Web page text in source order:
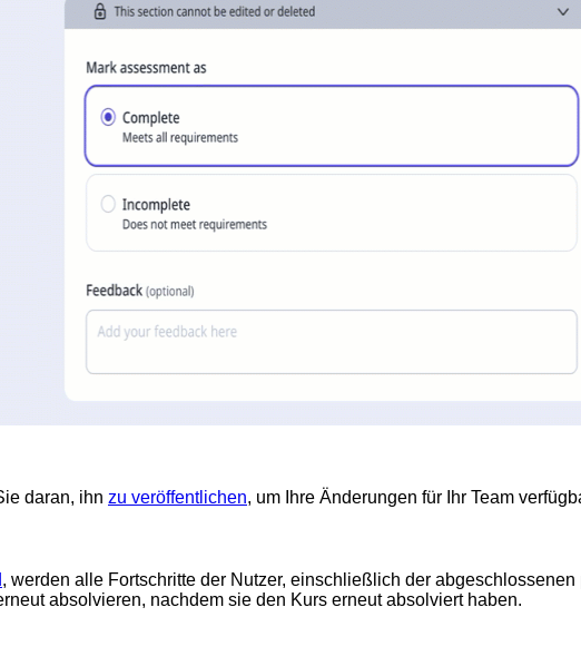
daran, ihn zu veröffentlichen, um Ihre Änderungen für Ihr Team
, werden alle Fortschritte der Nutzer, einschließlich der
absolvieren, nachdem sie den Kurs erneut absolviert haben.